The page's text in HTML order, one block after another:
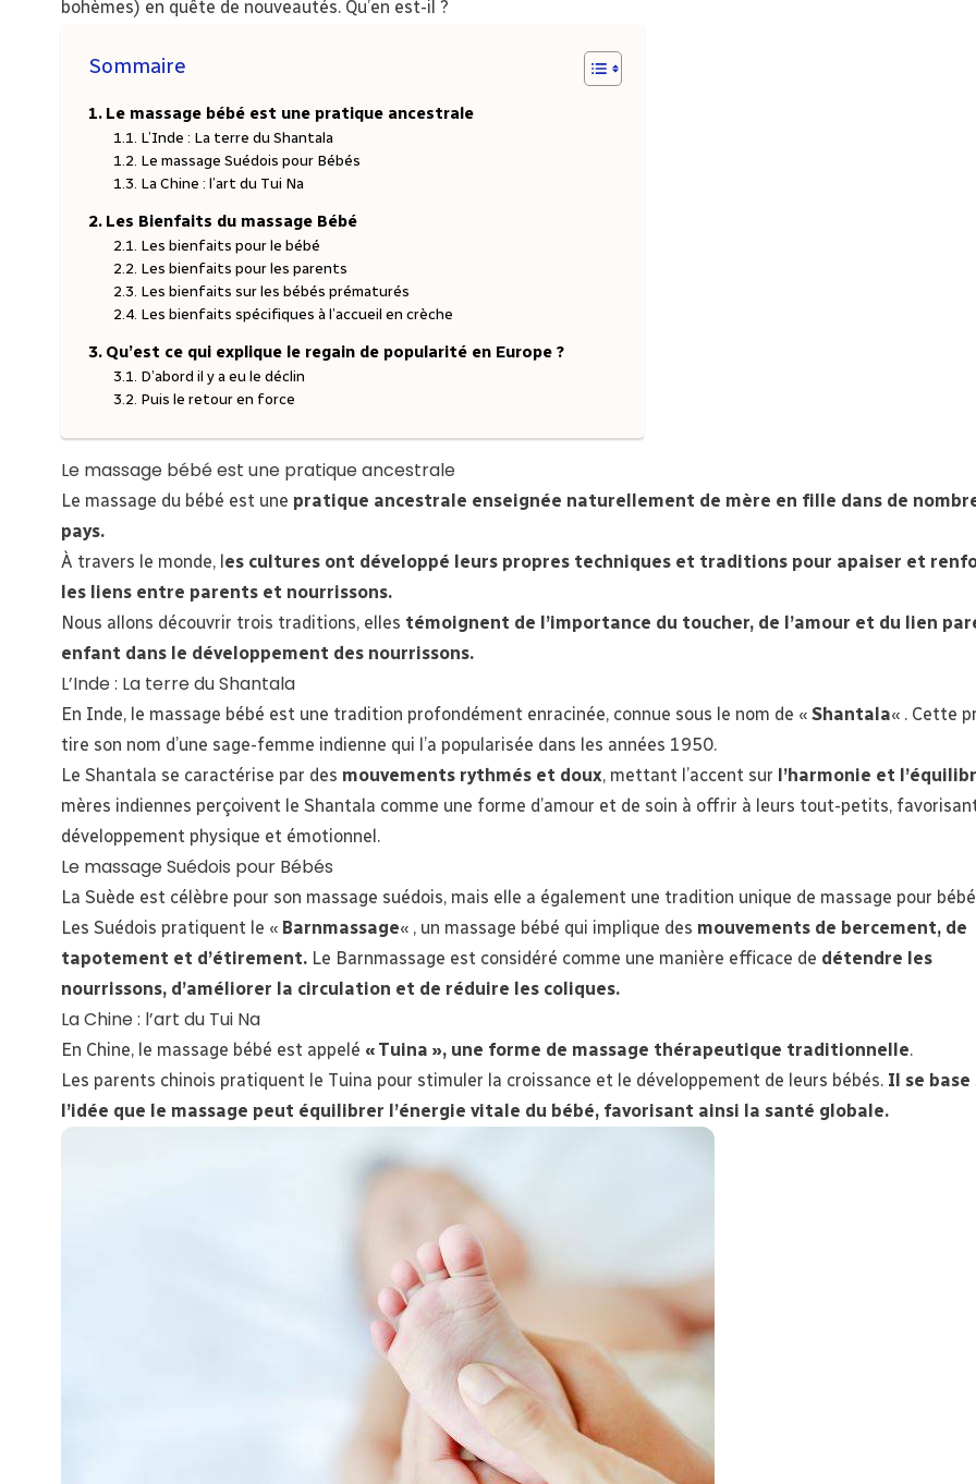
bohèmes) en quête de nouveautés. Qu’en est-il ?
Sommaire
Le massage bébé est une pratique ancestrale
L’Inde : La terre du Shantala
Le massage Suédois pour Bébés
La Chine : l’art du Tui Na
Les Bienfaits du massage Bébé
Les bienfaits pour le bébé
Les bienfaits pour les parents
Les bienfaits sur les bébés prématurés
Les bienfaits spécifiques à l’accueil en crèche
Qu’est ce qui explique le regain de popularité en Europe ?
D’abord il y a eu le déclin
Puis le retour en force
Le massage bébé est une pratique ancestrale
Le massage du bébé est une pratique ancestrale enseignée naturellement de mère en fille dans de
pays.
À travers le monde, les cultures ont développé leurs propres techniques et traditions pour apaiser et
les liens entre parents et nourrissons.
Nous allons découvrir trois traditions, elles témoignent de l’importance du toucher, de l’amour et du lien
enfant dans le développement des nourrissons.
L’Inde : La terre du Shantala
En Inde, le massage bébé est une tradition profondément enracinée, connue sous le nom de « Shantala« . Cette
tire son nom d’une sage-femme indienne qui l’a popularisée dans les années 1950.
Le Shantala se caractérise par des mouvements rythmés et doux, mettant l’accent sur l’harmonie et
mères indiennes perçoivent le Shantala comme une forme d’amour et de soin à offrir à leurs tout-petits,
développement physique et émotionnel.
Le massage Suédois pour Bébés
La Suède est célèbre pour son massage suédois, mais elle a également une tradition unique de massage pour
Les Suédois pratiquent le « Barnmassage« , un massage bébé qui implique des mouvements de bercement, de
tapotement et d’étirement. Le Barnmassage est considéré comme une manière efficace de détendre les
nourrissons, d’améliorer la circulation et de réduire les coliques.
La Chine : l’art du Tui Na
En Chine, le massage bébé est appelé « Tuina », une forme de massage thérapeutique traditionnelle.
Les parents chinois pratiquent le Tuina pour stimuler la croissance et le développement de leurs bébés. Il se base
l’idée que le massage peut équilibrer l’énergie vitale du bébé, favorisant ainsi la santé globale.